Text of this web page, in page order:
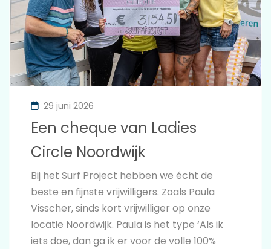
Een cheque van Ladies
Circle Noordwijk
29 juni 2026
Bij het Surf Project hebben we écht de
beste en fijnste vrijwilligers. Zoals Paula
Visscher, sinds kort vrijwilliger op onze
locatie Noordwijk. Paula is het type ‘Als ik
iets doe, dan ga ik er voor de volle 100%